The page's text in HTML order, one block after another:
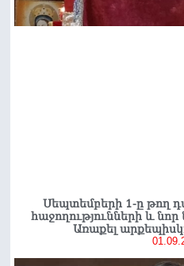
Սեպտեմբերի 1-ը թող
հաջողությունների և նոր
Առաքել